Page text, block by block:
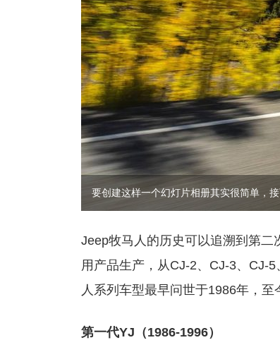
要创建这样一个幻灯片相册其实很简单，
Jeep牧马人的历史可以追溯到第
用产品生产，从CJ-2、CJ-3、CJ-
人系列车型最早问世于1986年，至
第一代YJ（1986-1996）